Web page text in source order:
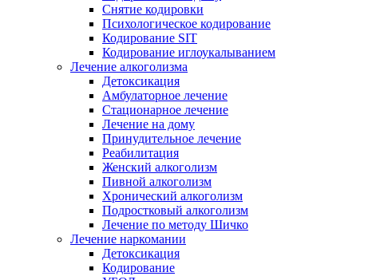
Снятие кодировки
Психологическое кодирование
Кодирование SIT
Кодирование иглоукалыванием
Лечение алкоголизма
Детоксикация
Амбулаторное лечение
Стационарное лечение
Лечение на дому
Принудительное лечение
Реабилитация
Женский алкоголизм
Пивной алкоголизм
Хронический алкоголизм
Подростковый алкоголизм
Лечение по методу Шичко
Лечение наркомании
Детоксикация
Кодирование